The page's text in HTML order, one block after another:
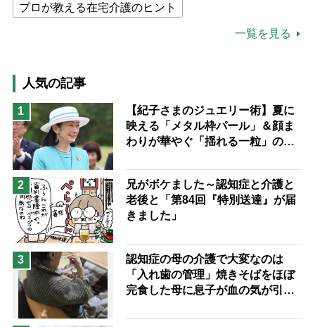
プロが教える在宅介護のヒント
猫が母になつきません
息子の遠距離介護サバイバル術
兄がボケました
便利なサービス
予防法
一覧を見る
人気の記事
1
【紀子さまのジュエリー術】夏に
映える「メタル枠パール」＆顔ま
わりが華やぐ「揺れる一粒」の使
2
兄がボケました～認知症と介護と
老後と「第84回『特別送達』が届
きました」
3
認知症の母の介護で大変なのは
「入れ歯の管理」焼きそばをほぼ
完食した母に息子が血の気が引い